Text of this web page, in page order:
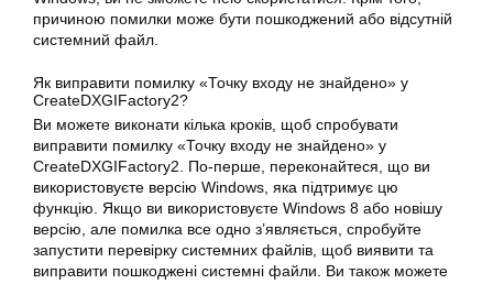
причиною помилки може бути пошкоджений або відсутній
системний файл.
Як виправити помилку «Точку входу не знайдено» у
CreateDXGIFactory2?
Ви можете виконати кілька кроків, щоб спробувати
виправити помилку «Точку входу не знайдено» у
CreateDXGIFactory2. По-перше, переконайтеся, що ви
використовуєте версію Windows, яка підтримує цю
функцію. Якщо ви використовуєте Windows 8 або новішу
версію, але помилка все одно з’являється, спробуйте
запустити перевірку системних файлів, щоб виявити та
виправити пошкоджені системні файли. Ви також можете